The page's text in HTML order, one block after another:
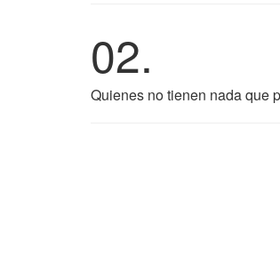
02.
Quienes no tienen nada que